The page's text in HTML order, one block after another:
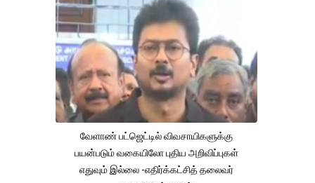
வேளாண் பட்ஜெட்டில் விவசாயிகளுக்கு
பயன்படும் வகையிலோ புதிய அறிவிப்புகள்
எதுவும் இல்லை -எதிர்க்கட்சித் தலைவர்